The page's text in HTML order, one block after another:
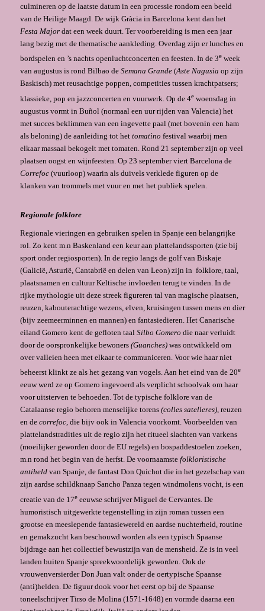
culmineren op de laatste datum in een processie rondom een beeld
van de Heilige Maagd. De wijk Gràcia in Barcelona kent dan het
Festa Majordat een week duurt. Ter voorbereiding is men een jaar
lang bezig met de thematische aankleding. Overdag zijn er lunches en
bordspelen en ’s nachts openluchtconcerten en feesten. In de 3eweek
van augustus is rond Bilbao de Semana Grande(Aste Nagusia op zijn
Baskisch) met reusachtige poppen, competities tussen krachtpatsers;
klassieke, pop en jazzconcerten en vuurwerk. Op de 4ewoensdag in
augustus vormt in Buñol (normaal een uur rijden van Valencia) het
met succes beklimmen van een ingevette paal (met bovenin een ham
als beloning) de aanleiding tot het tomatino festival waarbij men
elkaar massaal bekogelt met tomaten. Rond 21 september zijn op veel
plaatsen oogst en wijnfeesten. Op 23 september viert Barcelona de
Correfoc(vuurloop) waarin als duivels verklede figuren op de
klanken van trommels met vuur en met het publiek spelen.
Regionale folklore
Regionale vieringen en gebruiken spelen in Spanje een belangrijke
rol. Zo kent m.n Baskenland een keur aan plattelandssporten (zie bij
sport onder regiosporten). In de regio langs de golf van Biskaje
(Galicië, Asturië, Cantabrië en delen van Leon) zijn in folklore, taal,
plaatsnamen en cultuur Keltische invloeden terug te vinden. In de
rijke mythologie uit deze streek figureren tal van magische plaatsen,
reuzen, kabouterachtige wezens, elven, kruisingen tussen mens en dier
(bijv zeemeerminnen en mannen) en fantasiedieren. Het Canarische
eiland Gomero kent de gefloten taal Silbo Gomero die naar verluidt
door de oorspronkelijke bewoners (Guanches)was ontwikkeld om
over valleien heen met elkaar te communiceren. Voor wie haar niet
beheerst klinkt ze als het gezang van vogels. Aan het eind van de 20e
eeuw werd ze op Gomero ingevoerd als verplicht schoolvak om haar
voor uitsterven te behoeden. Tot de typische folklore van de
Catalaanse regio behoren menselijke torens (colles satelleres), reuzen
en de correfoc, die bijv ook in Valencia voorkomt. Voorbeelden van
plattelandstradities uit de regio zijn het ritueel slachten van varkens
(moeilijker geworden door de EU regels) en bospaddestoelen zoeken,
m.n rond het begin van de herfst. De voornaamste folkloristische
antiheldvan Spanje, de fantast Don Quichot die in het gezelschap van
zijn aardse schildknaap Sancho Panza tegen windmolens vocht, is een
creatie van de 17eeeuwse schrijver Miguel de Cervantes. De
humoristisch uitgewerkte tegenstelling in zijn roman tussen een
grootse en meeslepende fantasiewereld en aardse nuchterheid, routine
en gemakzucht kan beschouwd worden als een typisch Spaanse
bijdrage aan het collectief bewustzijn van de mensheid. Ze is in veel
landen buiten Spanje spreekwoordelijk geworden. Ook de
vrouwenversierder Don Juan valt onder de oertypische Spaanse
(anti)helden. De figuur dook voor het eerst op bij de Spaanse
toneelschrijver Tirso de Molina (1571-1648) en vormde daarna een